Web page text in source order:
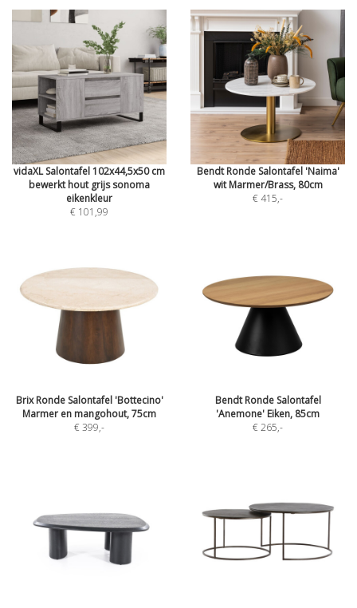
vidaXL Salontafel 102x44,5x50 cm
bewerkt hout grijs sonoma
eikenkleur
€ 101,99
Bendt Ronde Salontafel 'Naima'
wit Marmer/Brass, 80cm
€ 415,-
Brix Ronde Salontafel 'Bottecino'
Marmer en mangohout, 75cm
€ 399,-
Bendt Ronde Salontafel
'Anemone' Eiken, 85cm
€ 265,-